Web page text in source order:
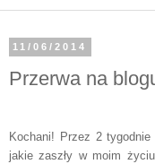
11/06/2014
Przerwa na
Kochani! Przez 2
jakie zaszły w moim